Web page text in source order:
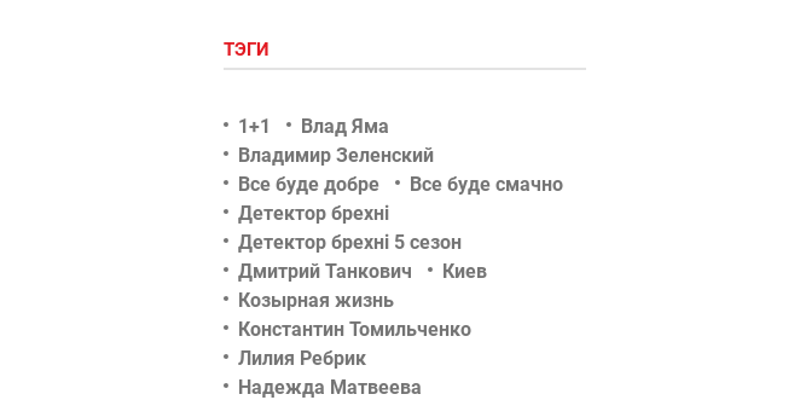
ТЭГИ
1+1
Влад Яма
Владимир Зеленский
Все буде добре
Все буде смачно
Детектор брехні
Детектор брехні 5 сезон
Дмитрий Танкович
Киев
Козырная жизнь
Константин Томильченко
Лилия Ребрик
Надежда Матвеева